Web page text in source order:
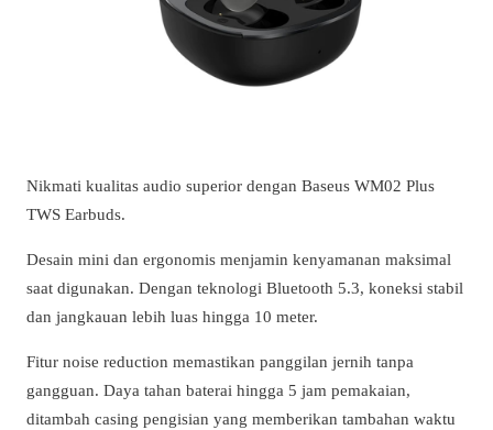
Nikmati kualitas audio superior dengan Baseus WM02 Plus
TWS Earbuds.
Desain mini dan ergonomis menjamin kenyamanan maksimal
saat digunakan. Dengan teknologi Bluetooth 5.3, koneksi stabil
dan jangkauan lebih luas hingga 10 meter.
Fitur noise reduction memastikan panggilan jernih tanpa
gangguan. Daya tahan baterai hingga 5 jam pemakaian,
ditambah casing pengisian yang memberikan tambahan waktu